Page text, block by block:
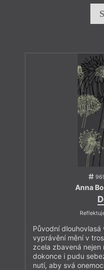
Anna
Původní dlouhovlasá
vyprávění mění v
zcela zbavená
dokonce i pudu
nutí, aby svá